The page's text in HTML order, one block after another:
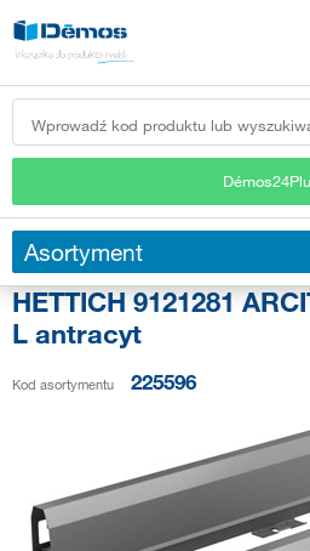
Asortyment
HETTICH 9121281
L antracyt
Kod asortymentu 225596